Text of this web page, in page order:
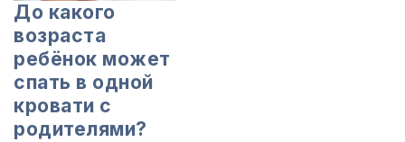
До какого
возраста
ребёнок может
спать в одной
кровати с
родителями?